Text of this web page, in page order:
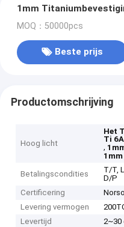
1mm
MOQ：50000pcs
Beste prijs
Productomschrijving
Hoog licht
Het
Ti
,
Betalingscondities
T/T,
D/P
Certificering
Levering vermogen
Levertijd
2~30